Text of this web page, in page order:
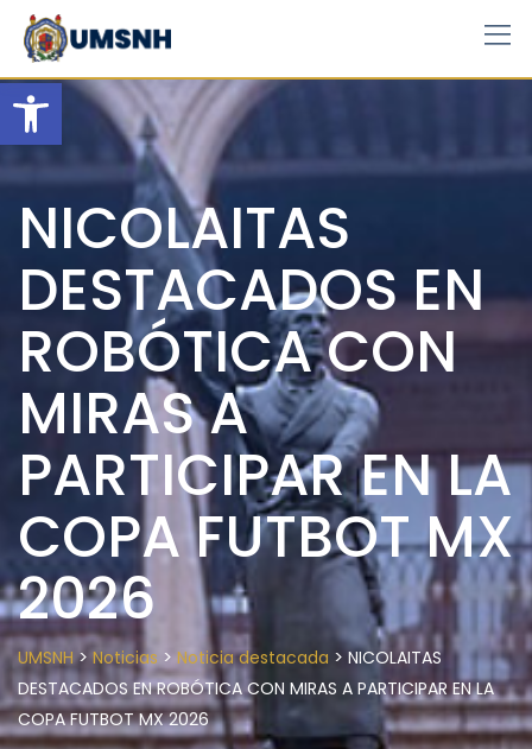
Open toolbar
Skip
content
NICOLAITAS
DESTACADOS EN
ROBÓTICA CON
MIRAS A
PARTICIPAR EN LA
COPA FUTBOT MX
2026
UMSNH> Noticias > Noticia destacada > NICOLAITAS
DESTACADOS EN ROBÓTICA CON MIRAS A PARTICIPAR EN LA
COPA FUTBOT MX 2026